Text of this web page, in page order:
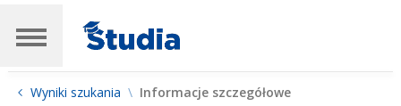
Wyniki szukania Informacje szczegółowe